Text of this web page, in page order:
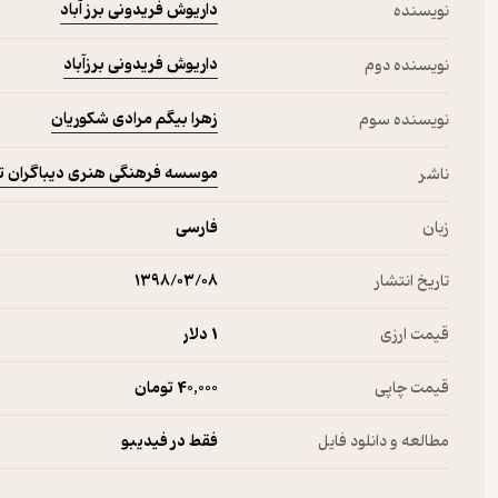
نویسنده داریوش فریدونی برز آباد
نویسنده دوم داریوش فریدونی برزآباد
نویسنده سوم زهرا بیگم مرادی شکوریان
ناشر موسسه فرهنگی هنری دیباگران
زبان فارسی
تاریخ انتشار ۱۳۹۸/۰۳/۰۸
قیمت ارزی 1 دلار
قیمت چاپی 40,000 تومان
مطالعه و دانلود فایل فقط در فیدیبو